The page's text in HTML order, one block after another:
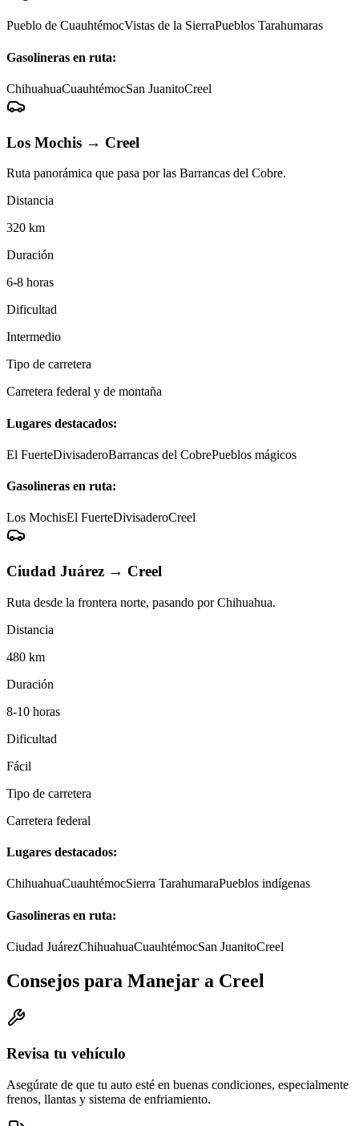
Pueblo de CuauhtémocVistas de la SierraPueblos Tarahumaras
Gasolineras en ruta:
ChihuahuaCuauhtémocSan JuanitoCreel
Los Mochis → Creel
Ruta panorámica que pasa por las Barrancas del Cobre.
Distancia
320 km
Duración
6-8 horas
Dificultad
Intermedio
Tipo de carretera
Carretera federal y de montaña
Lugares destacados:
El FuerteDivisaderoBarrancas del CobrePueblos mágicos
Gasolineras en ruta:
Los MochisEl FuerteDivisaderoCreel
Ciudad Juárez → Creel
Ruta desde la frontera norte, pasando por Chihuahua.
Distancia
480 km
Duración
8-10 horas
Dificultad
Fácil
Tipo de carretera
Carretera federal
Lugares destacados:
ChihuahuaCuauhtémocSierra TarahumaraPueblos indígenas
Gasolineras en ruta:
Ciudad JuárezChihuahuaCuauhtémocSan JuanitoCreel
Consejos para Manejar a Creel
Revisa tu vehículo
Asegúrate de que tu auto esté en buenas condiciones, especialmente
frenos, llantas y sistema de enfriamiento.